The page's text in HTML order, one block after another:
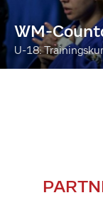
WM-
U-18: